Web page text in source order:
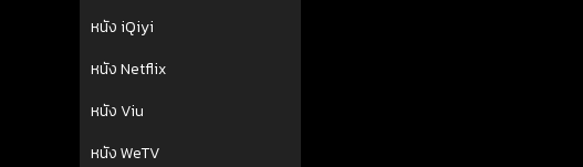
หนัง iQiyi
หนัง Netflix
หนัง Viu
หนัง WeTV